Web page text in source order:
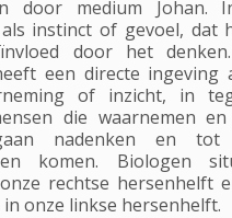
door medium Johan.
instinct of gevoel, dat
door het
een directe ingeving
of inzicht, in
die waarnemen
nadenken en tot
komen. Biologen
rechtse hersenhelft
onze linkse hersenhelft.